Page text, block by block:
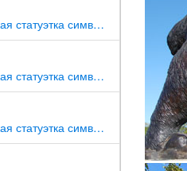
куплю городская статуэтка символ собака в дом
куплю городская статуэтка символ собака в метро москвы
куплю городская статуэтка символ собака на площади революции